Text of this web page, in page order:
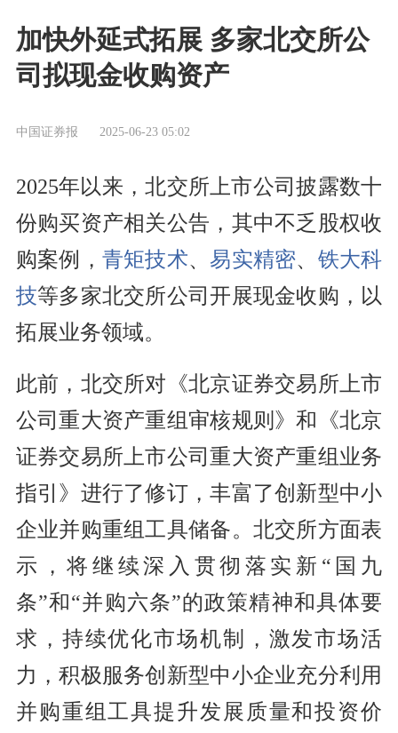
加快外延式拓展 多家北交所公
司拟现金收购资产
中国证券报 2025-06-23 05:02
2025年以来，北交所上市公司披露数十
份购买资产相关公告，其中不乏股权收
购案例， 青矩技术、 易实精密、 铁大科
技等多家北交所公司开展现金收购，以
拓展业务领域。
此前，北交所对《北京证券交易所上市
公司重大资产重组审核规则》和《北京
证券交易所上市公司重大资产重组业务
指引》进行了修订，丰富了创新型中小
企业并购重组工具储备。北交所方面表
示，将继续深入贯彻落实新“国九
条”和“并购六条”的政策精神和具体要
求，持续优化市场机制，激发市场活
力，积极服务创新型中小企业充分利用
并购重组工具提升发展质量和投资价